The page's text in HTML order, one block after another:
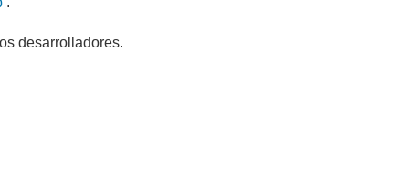
desarrolladores.